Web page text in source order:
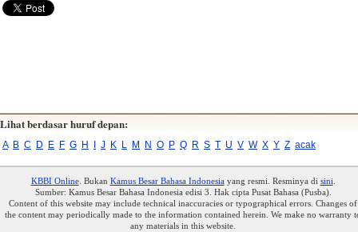
Lihat berdasar huruf depan:
A B C D E F G H I J K L M N O P Q R S T U V W X Y Z acak
KBBI Online. Bukan Kamus Besar Bahasa Indonesiayang resmi. Resminya di sini
Sumber: Kamus Besar Bahasa Indonesia edisi 3. Hak cipta Pusat Bahasa (Pusba).
Content of this website may include technical inaccuracies or typographical errors. Changes of
the content may periodically made to the information contained herein. We make no warranty
any materials in this website.